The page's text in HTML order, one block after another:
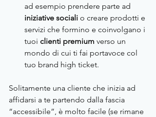
ad esempio prendere parte ad
iniziative sociali o creare prodotti e
servizi che formino e coinvolgano i
tuoi clienti premium verso un
mondo di cui ti fai portavoce col
tuo brand high ticket.
Solitamente una cliente che inizia ad
affidarsi a te partendo dalla fascia
“accessibile”, è molto facile (se rimane